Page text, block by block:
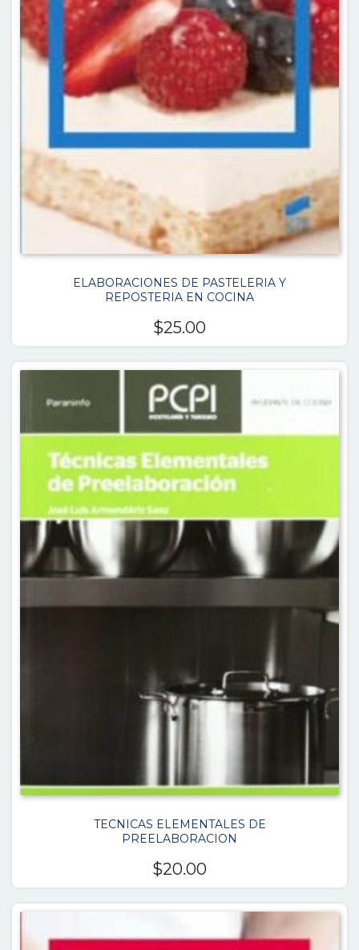
ELABORACIONES DE PASTELERIA Y
REPOSTERIA EN COCINA
$25.00
TECNICAS ELEMENTALES DE
PREELABORACION
$20.00